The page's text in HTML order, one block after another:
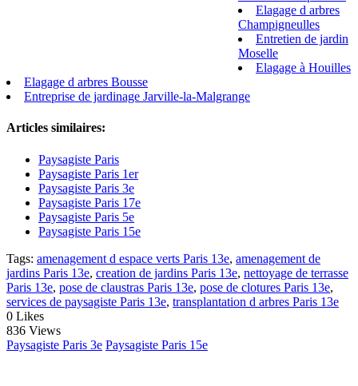
Elagage d arbres
Champigneulles
Entretien de jardin
Moselle
Elagage à Houilles
Elagage d arbres Bousse
Entreprise de jardinage Jarville-la-Malgrange
Articles similaires:
Paysagiste Paris
Paysagiste Paris 1er
Paysagiste Paris 3e
Paysagiste Paris 17e
Paysagiste Paris 5e
Paysagiste Paris 15e
Tags: amenagement d espace verts Paris 13e, amenagement de
jardins Paris 13e, creation de jardins Paris 13e, nettoyage de terrasse
Paris 13e, pose de claustras Paris 13e, pose de clotures Paris 13e,
services de paysagiste Paris 13e, transplantation d arbres Paris 13e
0 Likes
836 Views
Paysagiste Paris 3e Paysagiste Paris 15e